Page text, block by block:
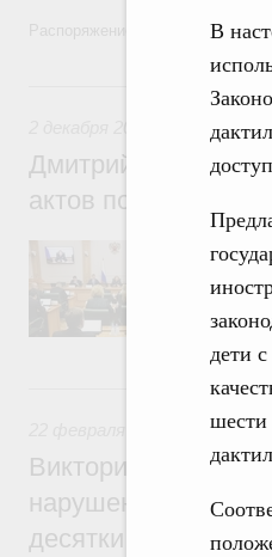
В
дети
шести
Распоряжение от 23 декабря
Правовые
Дмитрий
актов полностью
Виктория
нарушения при
десятки раз